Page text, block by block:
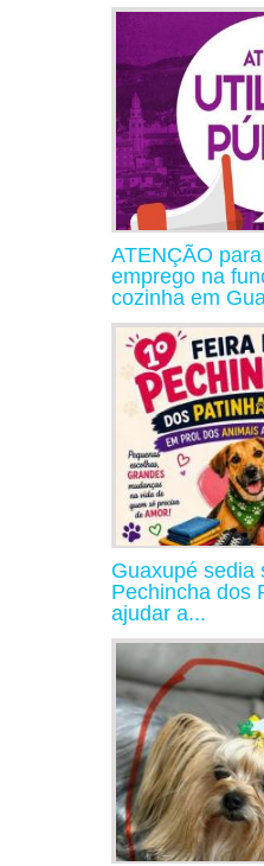
ATENÇÃO
emprego na
cozinha em
Guaxupé sedia
Pechincha dos
ajudar a...